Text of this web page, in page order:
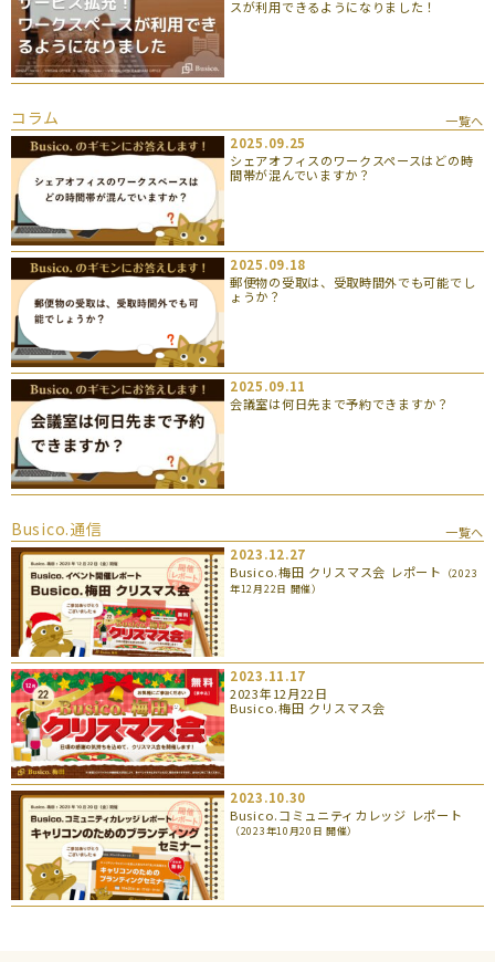
スが利用できるようになりました！
コラム
一覧へ
2025.09.25
シェアオフィスのワークスペースはどの時
間帯が混んでいますか？
2025.09.18
郵便物の受取は、受取時間外でも可能でし
ょうか？
2025.09.11
会議室は何日先まで予約できますか？
Busico.通信
一覧へ
2023.12.27
Busico.梅田 クリスマス会 レポート
（2023
年12月22日 開催）
2023.11.17
2023年12月22日
Busico.梅田 クリスマス会
2023.10.30
Busico.コミュニティカレッジ レポート
（2023年10月20日 開催）